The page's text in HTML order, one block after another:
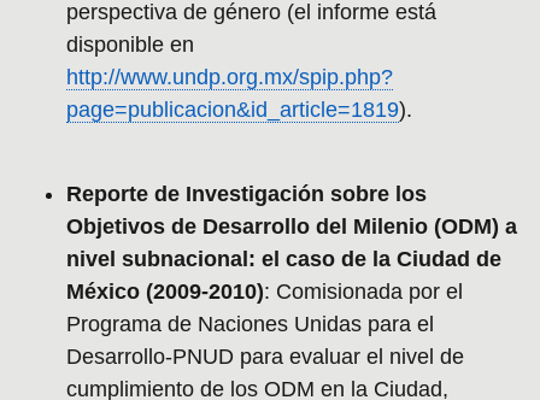
perspectiva de género (el informe está
disponible en
http://www.undp.org.mx/spip.php?
page=publicacion&id_article=1819).
Reporte de Investigación sobre los
Objetivos de Desarrollo del Milenio (ODM) a
nivel subnacional: el caso de la Ciudad de
México (2009-2010): Comisionada por el
Programa de Naciones Unidas para el
Desarrollo-PNUD para evaluar el nivel de
cumplimiento de los ODM en la Ciudad,